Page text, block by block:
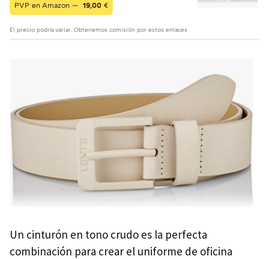
PVP en Amazon — 19,00 €
El precio podría variar. Obtenemos comisión por estos enlaces
Un cinturón en tono crudo es la perfecta
combinación para crear el uniforme de oficina